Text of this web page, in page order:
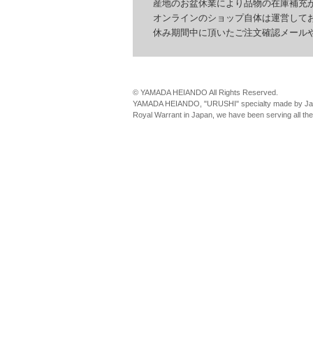
産地のお盆休業により品物の在庫補充が
オンラインのショップ自体は運営して
休み期間中に頂いたご注文確認メール
© YAMADA HEIANDO All Rights Reserved.
YAMADA HEIANDO, "URUSHI" specialty made by
Royal Warrant in Japan, we have been serving all